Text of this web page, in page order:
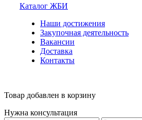
Каталог ЖБИ
Наши достижения
Закупочная деятельность
Вакансии
Доставка
Контакты
Товар добавлен в корзину
Нужна консультация